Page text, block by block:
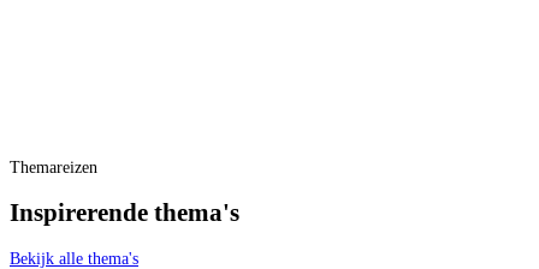
Themareizen
Inspirerende thema's
Bekijk alle thema's